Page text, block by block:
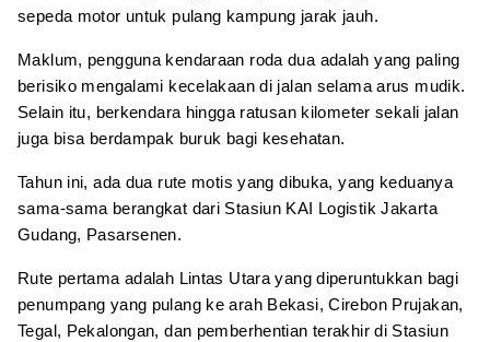
sepeda motor untuk pulang kampung jarak jauh.
Maklum, pengguna kendaraan roda dua adalah yang paling
berisiko mengalami kecelakaan di jalan selama arus mudik.
Selain itu, berkendara hingga ratusan kilometer sekali jalan
juga bisa berdampak buruk bagi kesehatan.
Tahun ini, ada dua rute motis yang dibuka, yang keduanya
sama-sama berangkat dari Stasiun KAI Logistik Jakarta
Gudang, Pasarsenen.
Rute pertama adalah Lintas Utara yang diperuntukkan bagi
penumpang yang pulang ke arah Bekasi, Cirebon Prujakan,
Tegal, Pekalongan, dan pemberhentian terakhir di Stasiun